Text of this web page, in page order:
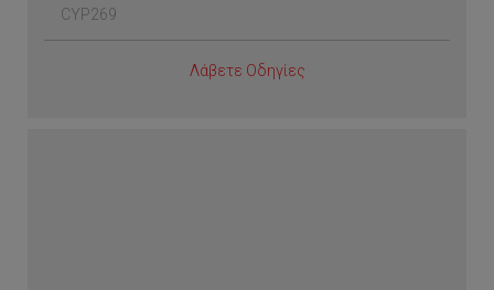
CYP269
Λάβετε Οδηγίες